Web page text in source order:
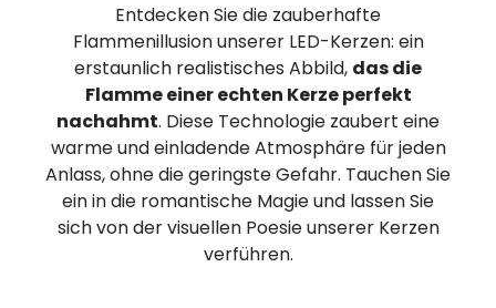
Entdecken Sie die zauberhafte
Flammenillusion unserer LED-Kerzen: ein
erstaunlich realistisches Abbild, das die
Flamme einer echten Kerze perfekt
nachahmt. Diese Technologie zaubert eine
warme und einladende Atmosphäre für jeden
Anlass, ohne die geringste Gefahr. Tauchen Sie
ein in die romantische Magie und lassen Sie
sich von der visuellen Poesie unserer Kerzen
verführen.